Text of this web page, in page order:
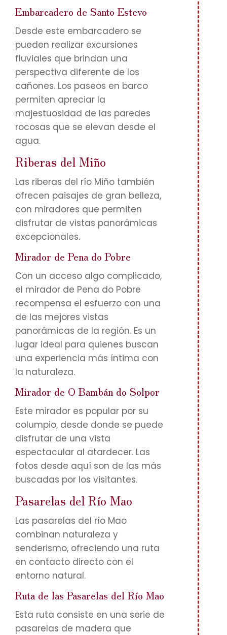
Embarcadero de Santo Estevo
Desde este embarcadero se
pueden realizar excursiones
fluviales que brindan una
perspectiva diferente de los
cañones. Los paseos en barco
permiten apreciar la
majestuosidad de las paredes
rocosas que se elevan desde el
agua.
Riberas del Miño
Las riberas del río Miño también
ofrecen paisajes de gran belleza,
con miradores que permiten
disfrutar de vistas panorámicas
excepcionales.
Mirador de Pena do Pobre
Con un acceso algo complicado,
el mirador de Pena do Pobre
recompensa el esfuerzo con una
de las mejores vistas
panorámicas de la región. Es un
lugar ideal para quienes buscan
una experiencia más íntima con
la naturaleza.
Mirador de O Bambán do Solpor
Este mirador es popular por su
columpio, desde donde se puede
disfrutar de una vista
espectacular al atardecer. Las
fotos desde aquí son de las más
buscadas por los visitantes.
Pasarelas del Río Mao
Las pasarelas del río Mao
combinan naturaleza y
senderismo, ofreciendo una ruta
en contacto directo con el
entorno natural.
Ruta de las Pasarelas del Río Mao
Esta ruta consiste en una serie de
pasarelas de madera que